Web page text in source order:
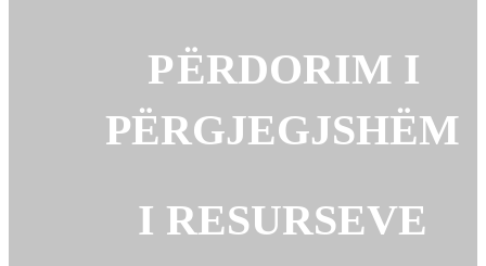
PËRDORIM I
PËRGJEGJSHËM
I RESURSEVE